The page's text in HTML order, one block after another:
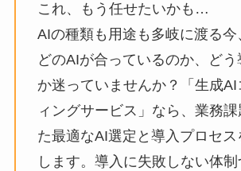
これ、もう任せたいかも…
AIの種類も用途も多岐に渡る今
どのAIが合っているのか、どう
か迷っていませんか？「生成AI
ィングサービス」なら、業務
た最適なAI選定と導入プロセス
します。導入に失敗しない体